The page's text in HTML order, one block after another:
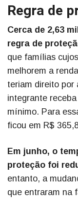
Regra de
Cerca de 2,63
regra de
que famílias
melhorem a
teriam direito por
integrante
mínimo. Para
ficou em R$
Em junho, o
proteção foi
entanto, a
que entraram na